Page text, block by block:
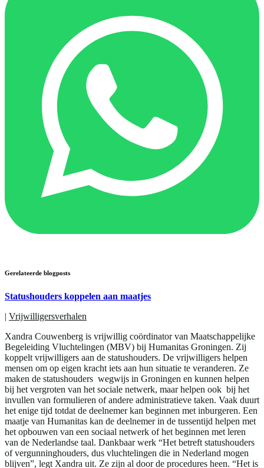
Gerelateerde blogposts
Statushouders koppelen aan maatjes
| Vrijwilligersverhalen
Xandra Couwenberg is vrijwillig coördinator van Maatschappelijke
Begeleiding Vluchtelingen (MBV) bij Humanitas Groningen. Zij
koppelt vrijwilligers aan de statushouders. De vrijwilligers helpen
mensen om op eigen kracht iets aan hun situatie te veranderen. Ze
maken de statushouders wegwijs in Groningen en kunnen helpen
bij het vergroten van het sociale netwerk, maar helpen ook bij het
invullen van formulieren of andere administratieve taken. Vaak duurt
het enige tijd totdat de deelnemer kan beginnen met inburgeren. Een
maatje van Humanitas kan de deelnemer in de tussentijd helpen met
het opbouwen van een sociaal netwerk of het beginnen met leren
van de Nederlandse taal. Dankbaar werk “Het betreft statushouders
of vergunninghouders, dus vluchtelingen die in Nederland mogen
blijven”, legt Xandra uit. Ze zijn al door de procedures heen. “Het is